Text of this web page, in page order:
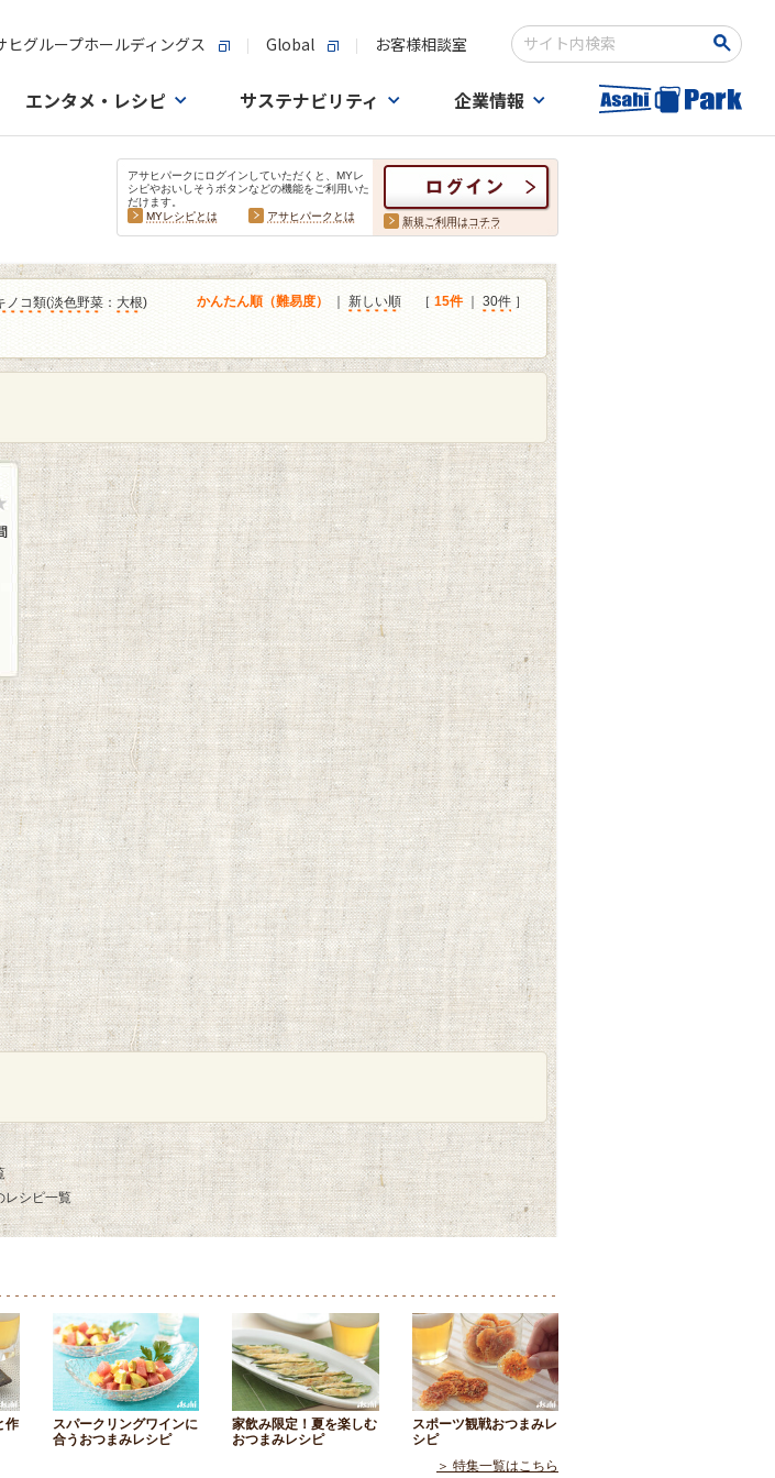
ヒグループホールディングス Global お客様相談室
検索キーワード入力
エンタメ・レシピ サステナビリティ 企業情報
アサヒパークにログインしていただくと、MYレ
シピやおいしそうボタンなどの機能をご利用いた
だけます。
MYレシピとは
アサヒパークとは 新規ご利用はコチラ
ノコ類(淡色野菜 ： 大根)
かんたん順（難易度） 新しい順 ［ 15件｜ 30件 ］
レシピ一覧
作
スパークリングワインに
合うおつまみレシピ
家飲み限定！夏を楽しむ
おつまみレシピ
スポーツ観戦おつまみレ
シピ
＞ 特集一覧はこちら